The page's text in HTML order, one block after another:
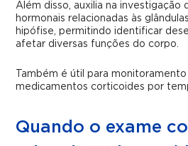
Além disso, auxilia na investigação
hormonais relacionadas às
hipófise, permitindo identificar
afetar diversas funções do corpo.
Também é útil para
medicamentos corticoides por
Quando o exame